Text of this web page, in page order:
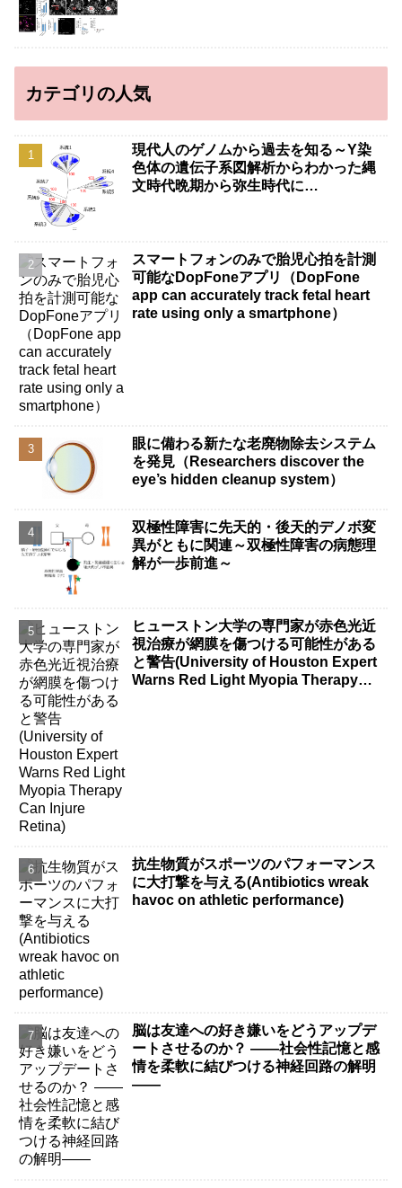
カテゴリの人気
現代人のゲノムから過去を知る～Y染
色体の遺伝子系図解析からわかった縄
文時代晩期から弥生時代に…
スマートフォンのみで胎児心拍を計測
可能なDopFoneアプリ（DopFone
app can accurately track fetal heart
rate using only a smartphone）
眼に備わる新たな老廃物除去システム
を発見（Researchers discover the
eye’s hidden cleanup system）
双極性障害に先天的・後天的デノボ変
異がともに関連～双極性障害の病態理
解が一歩前進～
ヒューストン大学の専門家が赤色光近
視治療が網膜を傷つける可能性がある
と警告(University of Houston Expert
Warns Red Light Myopia Therapy
抗生物質がスポーツのパフォーマンス
に大打撃を与える(Antibiotics wreak
havoc on athletic performance)
脳は友達への好き嫌いをどうアップデ
ートさせるのか？ ――社会性記憶と感
情を柔軟に結びつける神経回路の解明
――